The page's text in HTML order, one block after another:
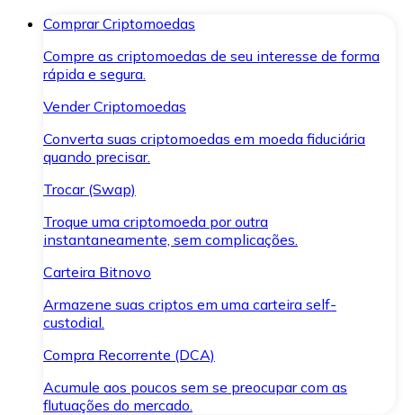
Comprar Criptomoedas
Compre as criptomoedas de seu interesse de forma
rápida e segura.
Vender Criptomoedas
Converta suas criptomoedas em moeda fiduciária
quando precisar.
Trocar (Swap)
Troque uma criptomoeda por outra
instantaneamente, sem complicações.
Carteira Bitnovo
Armazene suas criptos em uma carteira self-
custodial.
Compra Recorrente (DCA)
Acumule aos poucos sem se preocupar com as
flutuações do mercado.